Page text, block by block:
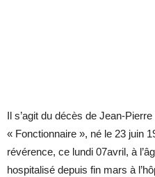
Il s’agit du décès de Jean-
« Fonctionnaire », né le 23 juin
révérence, ce lundi 07avril, à
hospitalisé depuis fin mars à